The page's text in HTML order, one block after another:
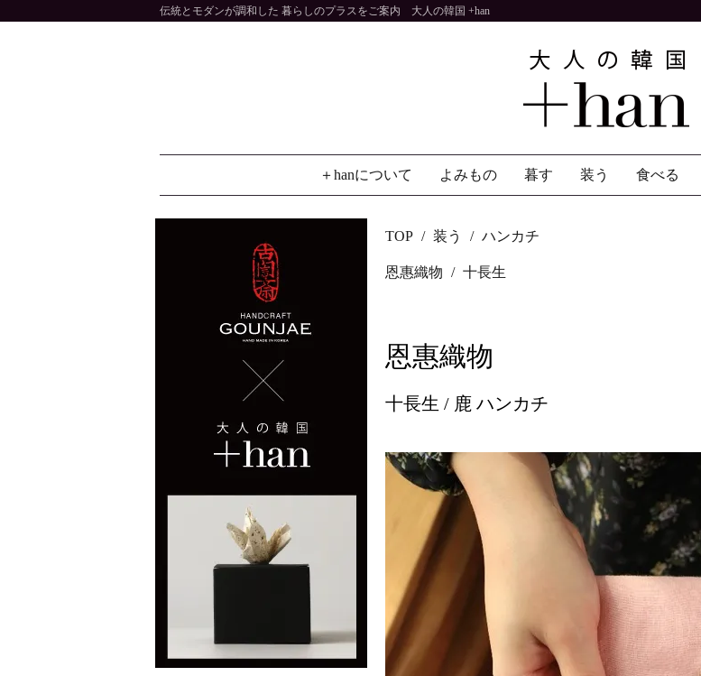
伝統とモダンが調和した 暮らしのプラスをご案内 大人の韓国 +han
＋hanについて よみもの 暮す 装う 食べる
TOP 装う ハンカチ
恩惠織物 十長生
恩惠織物
十長生 / 鹿 ハンカチ